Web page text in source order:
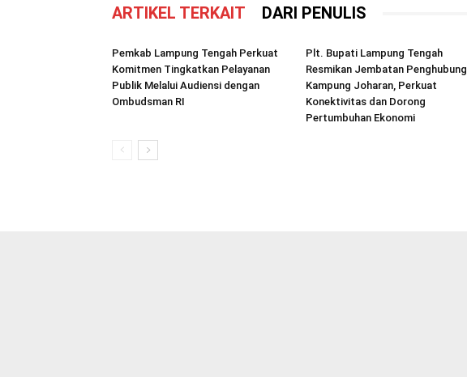
ARTIKEL TERKAIT DARI PENULIS
Pemkab Lampung Tengah Perkuat
Komitmen Tingkatkan Pelayanan
Publik Melalui Audiensi dengan
Ombudsman RI
Plt. Bupati Lampung Tengah
Resmikan Jembatan Penghubung
Kampung Joharan, Perkuat
Konektivitas dan Dorong
Pertumbuhan Ekonomi